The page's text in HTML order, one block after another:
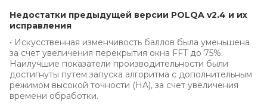
Недостатки предыдущей версии POLQA v2.4 и их
исправления
• Искусственная изменчивость баллов была уменьшена
за счет увеличения перекрытия окна FFT до 75%.
Наилучшие показатели производительности были
достигнуты путем запуска алгоритма с дополнительным
режимом высокой точности (HA), за счет увеличения
времени обработки.